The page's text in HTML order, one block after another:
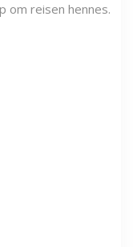
om reisen hennes.